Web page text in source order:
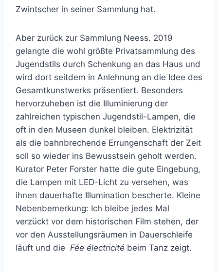
Zwintscher in seiner Sammlung hat.
Aber zurück zur Sammlung Neess. 2019
gelangte die wohl größte Privatsammlung des
Jugendstils durch Schenkung an das Haus und
wird dort seitdem in Anlehnung an die Idee des
Gesamtkunstwerks präsentiert. Besonders
hervorzuheben ist die Illuminierung der
zahlreichen typischen Jugendstil-Lampen, die
oft in den Museen dunkel bleiben. Elektrizität
als die bahnbrechende Errungenschaft der Zeit
soll so wieder ins Bewusstsein geholt werden.
Kurator Peter Forster hatte die gute Eingebung,
die Lampen mit LED-Licht zu versehen, was
ihnen dauerhafte Illumination bescherte. Kleine
Nebenbemerkung: Ich bleibe jedes Mal
verzückt vor dem historischen Film stehen, der
vor den Ausstellungsräumen in Dauerschleife
läuft und die Fée électricité beim Tanz zeigt.